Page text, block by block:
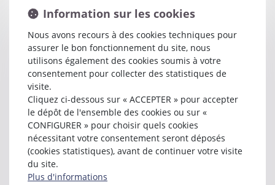
BertrandMEIGNIE
15 QUAI AUGUSTE BERTIN
59500 DOUAI
Tél : 03 27 88 94 77
Retour
Information sur les cookies
Nous avons recours à des cookies techniques pour
assurer le bon fonctionnement du site, nous
utilisons également des cookies soumis à votre
consentement pour collecter des statistiques de
visite.
Cliquez ci-dessous sur « ACCEPTER » pour accepter
le dépôt de l'ensemble des cookies ou sur «
CONFIGURER » pour choisir quels cookies
nécessitant votre consentement seront déposés
(cookies statistiques), avant de continuer votre visite
du site.
Plus d'informations